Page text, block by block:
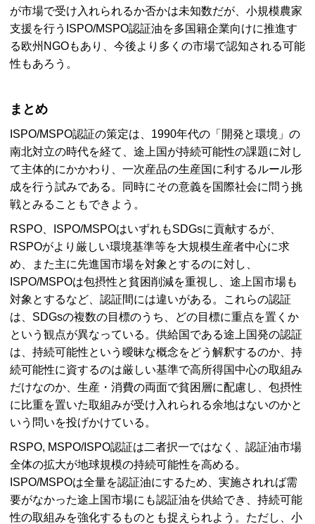
が市場で受け入れられるか否かは未知数だが、小規模農家
支援を行うISPO/MSPO認証油を多国籍企業向けに推進す
る欧州NGOもあり、今後より多くの市場で認知される可能
性もあろう。
まとめ
ISPO/MSPO認証の策定は、1990年代の「開発と環境」の
南北対立の時代を経て、途上国が持続可能性の課題に対し
て主体的にかかわり、一次産品の生産国に利するルール形
成を行う試みである。同時にその意義を国際社会に問う挑
戦とみることもできよう。
RSPO、ISPO/MSPOはいずれもSDGsに貢献するが、
RSPOがより厳しい環境基準等を大規模生産者中心に求
め、また主に先進国市場を対象とするのに対し、
ISPO/MSPOは包摂性と貧困削減を重視し、途上国市場も
対象とするなど、認証間には違いがある。これらの認証
は、SDGsの複数の目標のうち、どの目標に重点を置くか
という観点が異なっている。供給国である途上国発の認証
は、持続可能性という曖昧な概念をどう解釈するのか、持
続可能性に資するのは厳しい基準で高所得国中心の取組み
だけなのか、生産・消費の両面で貧困層に配慮し、包摂性
に比重を置いた取組みが受け入れられる余地はないのかと
いう問いを投げかけている。
RSPO, MSPO/ISPO認証は二者択一ではなく、認証油市場
全体の拡大が地球規模の持続可能性を高める。
ISPO/MSPOは全量を認証油にするため、実施されれば需
要がなかった途上国市場にも認証油を供給でき、持続可能
性の取組みを強化するものとも捉えられよう。ただし、小